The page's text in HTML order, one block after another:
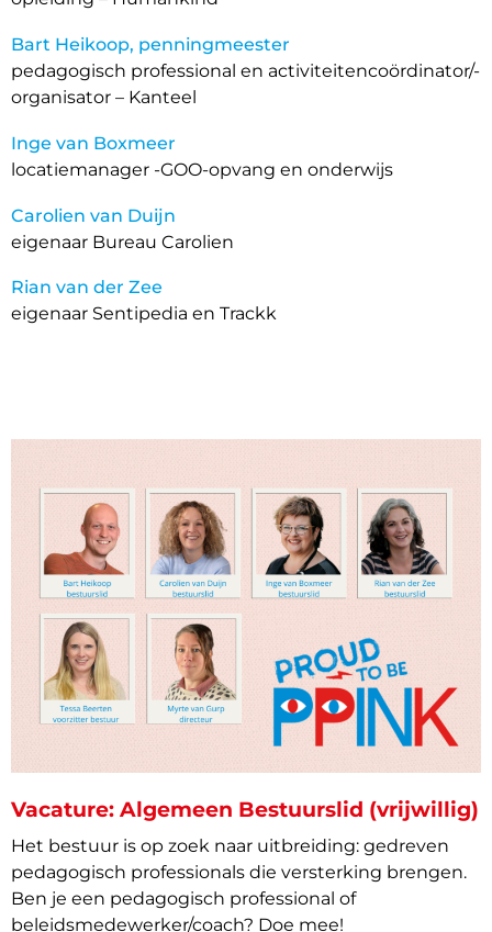
Bart Heikoop, penningmeester
pedagogisch professional en activiteitencoördinator/-
organisator – Kanteel
Inge van Boxmeer
locatiemanager -GOO-opvang en onderwijs
Carolien van Duijn
eigenaar Bureau Carolien
Rian van der Zee
eigenaar Sentipedia en Trackk
Vacature: Algemeen Bestuurslid (vrijwillig)
Het bestuur is op zoek naar uitbreiding: gedreven
pedagogisch professionals die versterking brengen.
Ben je een pedagogisch professional of
beleidsmedewerker/coach? Doe mee!